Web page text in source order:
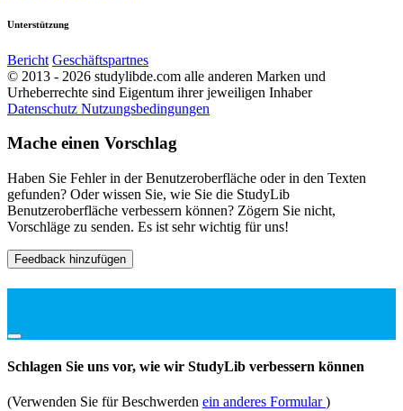
Unterstützung
Bericht Geschäftspartnes
© 2013 - 2026 studylibde.com alle anderen Marken und
Urheberrechte sind Eigentum ihrer jeweiligen Inhaber
Datenschutz Nutzungsbedingungen
Mache einen Vorschlag
Haben Sie Fehler in der Benutzeroberfläche oder in den Texten
gefunden? Oder wissen Sie, wie Sie die StudyLib
Benutzeroberfläche verbessern können? Zögern Sie nicht,
Vorschläge zu senden. Es ist sehr wichtig für uns!
Feedback hinzufügen
Schlagen Sie uns vor, wie wir StudyLib verbessern können
(Verwenden Sie für Beschwerden ein anderes Formular)